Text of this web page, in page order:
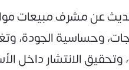
وحساسية
وتحقيق الانتشار داخل